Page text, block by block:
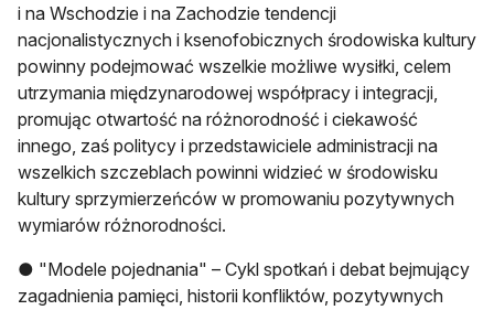
i na Wschodzie i na Zachodzie tendencji
nacjonalistycznych i ksenofobicznych środowiska kultury
powinny podejmować wszelkie możliwe wysiłki, celem
utrzymania międzynarodowej współpracy i integracji,
promując otwartość na różnorodność i ciekawość
innego, zaś politycy i przedstawiciele administracji na
wszelkich szczeblach powinni widzieć w środowisku
kultury sprzymierzeńców w promowaniu pozytywnych
wymiarów różnorodności.
● "Modele pojednania" – Cykl spotkań i debat bejmujący
zagadnienia pamięci, historii konfliktów, pozytywnych